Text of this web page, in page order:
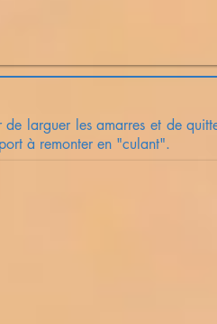
de larguer les amarres et de
à remonter en "culant".